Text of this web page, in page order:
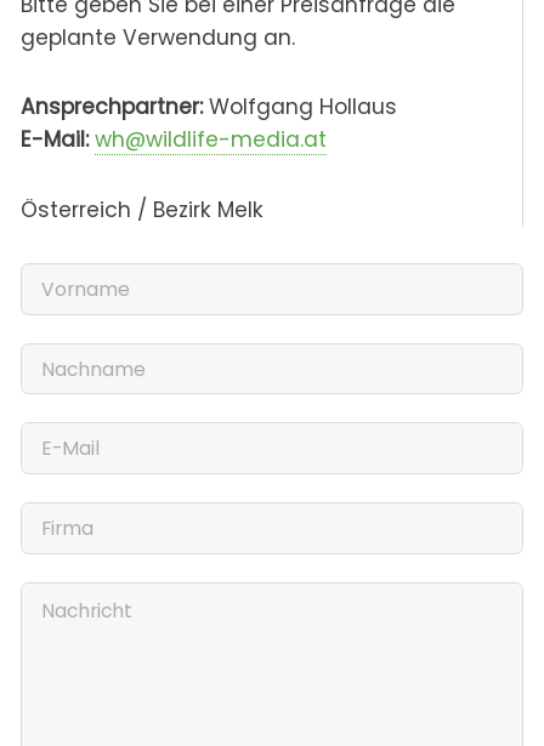
geplante Verwendung an.
Ansprechpartner:Wolfgang Hollaus
E-Mail: wh@wildlife-media.at
Österreich / Bezirk Melk